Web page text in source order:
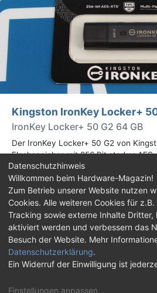
Kingston IronKey Locker+
IronKey Locker+ 50 G2 64 GB
Der IronKey Locker+ 50 G2 von
Flashspeicher mit 256 Bit starker
XTS-Modus. Wir haben das 64-GB-
genauer begutachtet.
Impressum| Kontakt |Jobs
Consent‑Einstellungen |
Feed Facebook
Twitch
Datenschutzhinweis
Willkommen beim Hardware-Magazin!
Zum Betrieb unserer Website nutzen
Cookies. Alle weiteren Cookies für
Tracking sowie externe Inhalte Dritter,
aktiviert werden und verbessern das
Besuch der Website. Mehr
Datenschutzerklärung.
Ein Widerruf der Einwilligung ist
Einstellungen anpassen...